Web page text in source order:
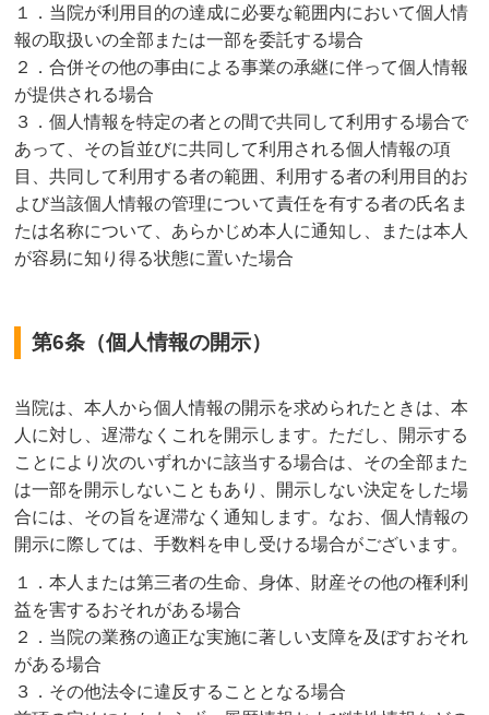
１．当院が利用目的の達成に必要な範囲内において個人情
報の取扱いの全部または一部を委託する場合
２．合併その他の事由による事業の承継に伴って個人情報
が提供される場合
３．個人情報を特定の者との間で共同して利用する場合で
あって、その旨並びに共同して利用される個人情報の項
目、共同して利用する者の範囲、利用する者の利用目的お
よび当該個人情報の管理について責任を有する者の氏名ま
たは名称について、あらかじめ本人に通知し、または本人
が容易に知り得る状態に置いた場合
第6条（個人情報の開示）
当院は、本人から個人情報の開示を求められたときは、本
人に対し、遅滞なくこれを開示します。ただし、開示する
ことにより次のいずれかに該当する場合は、その全部また
は一部を開示しないこともあり、開示しない決定をした場
合には、その旨を遅滞なく通知します。なお、個人情報の
開示に際しては、手数料を申し受ける場合がございます。
１．本人または第三者の生命、身体、財産その他の権利利
益を害するおそれがある場合
２．当院の業務の適正な実施に著しい支障を及ぼすおそれ
がある場合
３．その他法令に違反することとなる場合